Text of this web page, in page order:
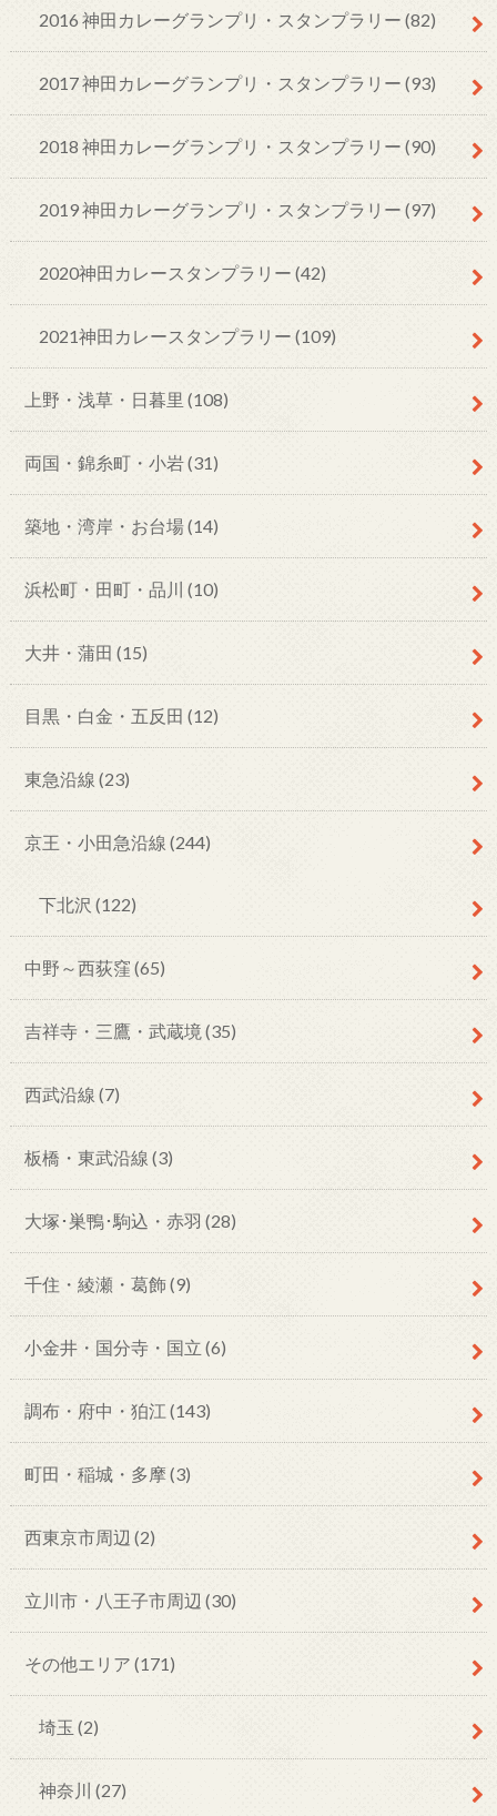
2016 神田カレーグランプリ・スタンプラリー (82)
2017 神田カレーグランプリ・スタンプラリー (93)
2018 神田カレーグランプリ・スタンプラリー (90)
2019 神田カレーグランプリ・スタンプラリー (97)
2020神田カレースタンプラリー (42)
2021神田カレースタンプラリー (109)
上野・浅草・日暮里 (108)
両国・錦糸町・小岩(31)
築地・湾岸・お台場(14)
浜松町・田町・品川 (10)
大井・蒲田 (15)
目黒・白金・五反田 (12)
東急沿線 (23)
京王・小田急沿線 (244)
下北沢 (122)
中野～西荻窪 (65)
吉祥寺・三鷹・武蔵境 (35)
西武沿線 (7)
板橋・東武沿線 (3)
大塚･巣鴨･駒込・赤羽 (28)
千住・綾瀬・葛飾(9)
小金井・国分寺・国立 (6)
調布・府中・狛江 (143)
町田・稲城・多摩(3)
西東京市周辺 (2)
立川市・八王子市周辺 (30)
その他エリア (171)
埼玉 (2)
神奈川 (27)